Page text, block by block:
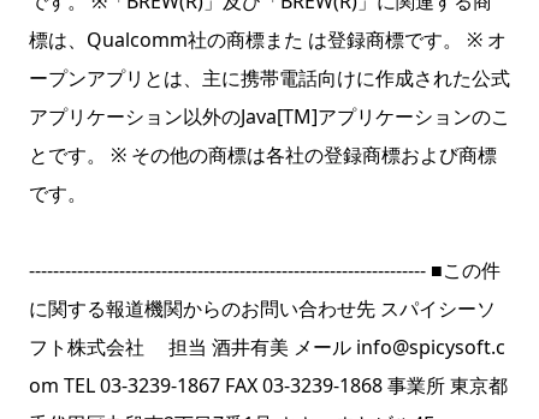
標は、Qualcomm社の商標また は登録商標です。 ※ オ
ープンアプリとは、主に携帯電話向けに作成された公式
アプリケーション以外のJava[TM]アプリケーションのこ
とです。 ※ その他の商標は各社の登録商標および商標
です。
------------------------------------------------------------------ ■この件
に関する報道機関からのお問い合わせ先 スパイシーソ
フト株式会社 担当 酒井有美 メール info@spicysoft.c
om TEL 03-3239-1867 FAX 03-3239-1868 事業所 東京都